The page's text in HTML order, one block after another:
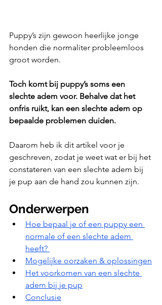
Puppy’s zijn gewoon heerlijke jonge
honden die normaliter probleemloos
groot worden.
Toch komt bij puppy’s soms een
slechte adem voor. Behalve dat het
onfris ruikt, kan een slechte adem op
bepaalde problemen duiden.
Daarom heb ik dit artikel voor je
geschreven, zodat je weet wat er bij het
constateren van een slechte adem bij
je pup aan de hand zou kunnen zijn.
Onderwerpen
Hoe bepaal je of een puppy een
normale of een slechte adem
heeft?
Mogelijke oorzaken & oplossingen
Het voorkomen van een slechte
adem bij je pup
Conclusie